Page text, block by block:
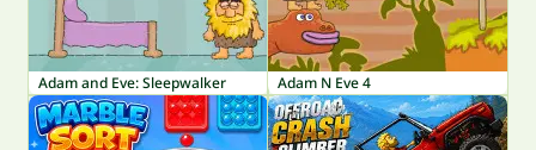
Adam and Eve: Sleepwalker Adam N Eve 4